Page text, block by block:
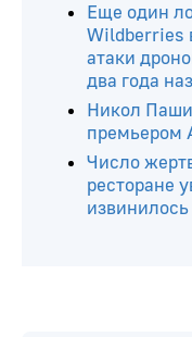
Еще один
Wildberries
атаки
два года
Никол
премьером
Число
ресторане